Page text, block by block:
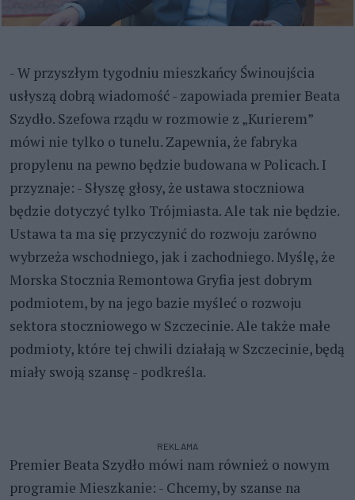
- W przyszłym tygodniu mieszkańcy Świnoujścia
usłyszą dobrą wiadomość - zapowiada premier Beata
Szydło. Szefowa rządu w rozmowie z „Kurierem”
mówi nie tylko o tunelu. Zapewnia, że fabryka
propylenu na pewno będzie budowana w Policach. I
przyznaje: - Słyszę głosy, że ustawa stoczniowa
będzie dotyczyć tylko Trójmiasta. Ale tak nie będzie.
Ustawa ta ma się przyczynić do rozwoju zarówno
wybrzeża wschodniego, jak i zachodniego. Myślę, że
Morska Stocznia Remontowa Gryfia jest dobrym
podmiotem, by na jego bazie myśleć o rozwoju
sektora stoczniowego w Szczecinie. Ale także małe
podmioty, które tej chwili działają w Szczecinie, będą
miały swoją szansę - podkreśla.
REKLAMA
Premier Beata Szydło mówi nam również o nowym
programie Mieszkanie: - Chcemy, by szanse na